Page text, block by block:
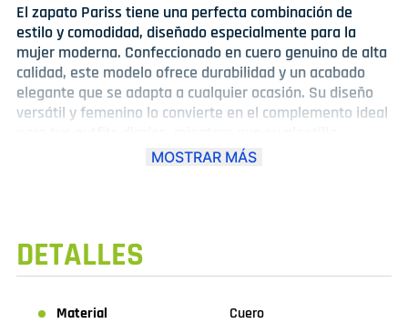
El zapato Pariss tiene una perfecta combinación de
estilo y comodidad, diseñado especialmente para la
mujer moderna. Confeccionado en cuero genuino de alta
calidad, este modelo ofrece durabilidad y un acabado
elegante que se adapta a cualquier ocasión. Su diseño
versátil y femenino lo convierte en el complemento ideal
acolchada y suela flexible aseguran confort en cada
MOSTRAR MÁS
DETALLES
Material Cuero